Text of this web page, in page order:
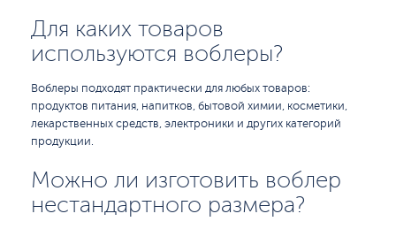
Для каких товаров
используются воблеры?
Воблеры подходят практически для любых товаров:
продуктов питания, напитков, бытовой химии, косметики,
лекарственных средств, электроники и других категорий
продукции.
Можно ли изготовить воблер
нестандартного размера?